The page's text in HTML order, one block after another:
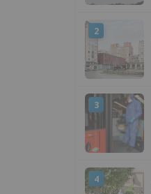
2
3
4